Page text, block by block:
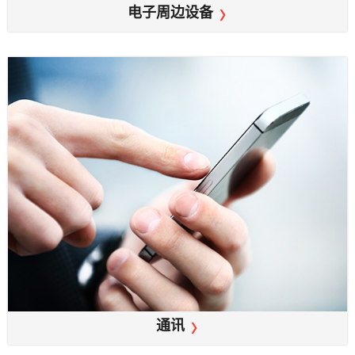
电子周边设备
通讯